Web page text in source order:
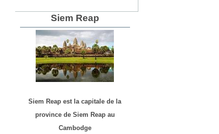
Siem Reap
Siem Reap est la capitale de la
province de Siem Reap au
Cambodge